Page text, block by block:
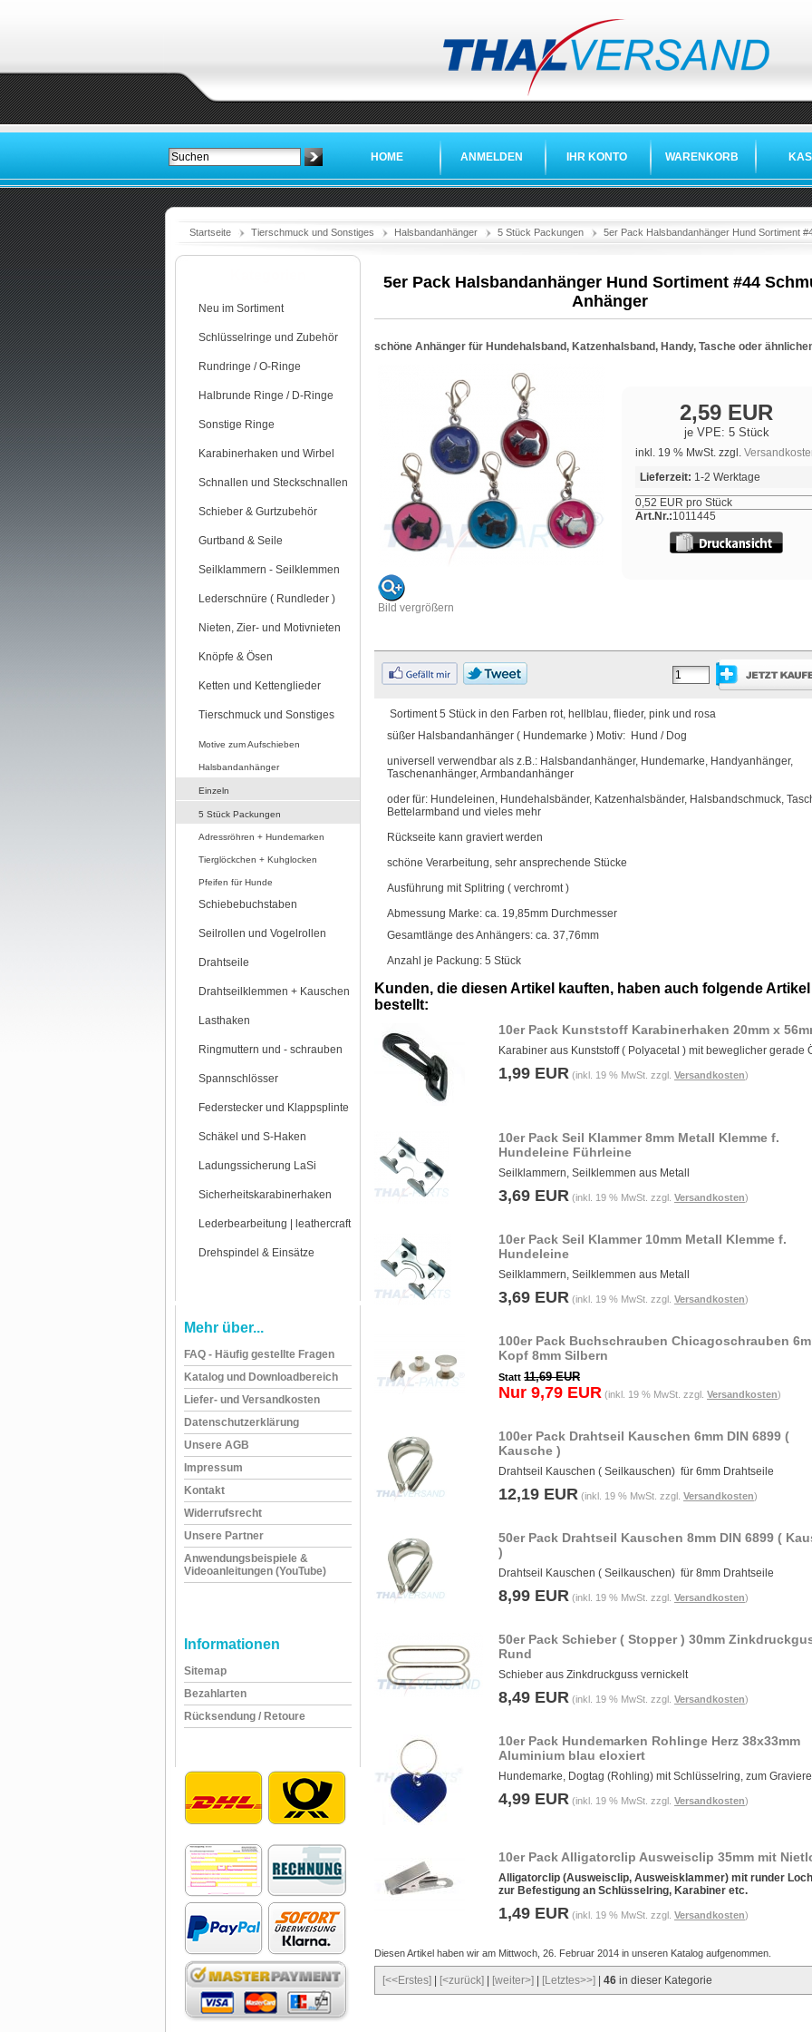
HOME ANMELDEN IHR KONTO WARENKORB
Startseite Tierschmuck und Sonstiges Halsbandanhänger 5 Stück Packungen 5er Pack Halsbandanhänger Hund Sortiment
Neu im Sortiment
Schlüsselringe und Zubehör
Rundringe / O-Ringe
Halbrunde Ringe / D-Ringe
Sonstige Ringe
Karabinerhaken und Wirbel
Schnallen und Steckschnallen
Schieber & Gurtzubehör
Gurtband & Seile
Seilklammern - Seilklemmen
Lederschnüre ( Rundleder )
Nieten, Zier- und Motivnieten
Knöpfe & Ösen
Ketten und Kettenglieder
Tierschmuck und Sonstiges
Motive zum Aufschieben
Halsbandanhänger
Einzeln
5 Stück Packungen
Adressröhren + Hundemarken
Tierglöckchen + Kuhglocken
Pfeifen für Hunde
Schiebebuchstaben
Seilrollen und Vogelrollen
Drahtseile
Drahtseilklemmen + Kauschen
Lasthaken
Ringmuttern und - schrauben
Spannschlösser
Federstecker und Klappsplinte
Schäkel und S-Haken
Ladungssicherung LaSi
Sicherheitskarabinerhaken
Lederbearbeitung | leathercraft
Drehspindel & Einsätze
Mehr über...
FAQ - Häufig gestellte Fragen
Katalog und Downloadbereich
Liefer- und Versandkosten
Datenschutzerklärung
Unsere AGB
Impressum
Kontakt
Widerrufsrecht
Unsere Partner
Anwendungsbeispiele &
Videoanleitungen (YouTube)
Informationen
Sitemap
Bezahlarten
Rücksendung / Retoure
5er Pack Halsbandanhänger Hund Sortiment #44
Anhänger
schöne Anhänger für Hundehalsband, Katzenhalsband, Handy, Tasche oder
Bild vergrößern
2,59 EUR
je VPE: 5 Stück
inkl. 19 % MwSt. zzgl.
Lieferzeit: 1-2 Werktage
0,52 EUR pro Stück
Art.Nr.:1011445
Sortiment 5 Stück in den Farben rot, hellblau, flieder, pink und rosa
süßer Halsbandanhänger ( Hundemarke ) Motiv: Hund / Dog
universell verwendbar als z.B.: Halsbandanhänger, Hundemarke, Handyanhänger,
Taschenanhänger, Armbandanhänger
oder für: Hundeleinen, Hundehalsbänder, Katzenhalsbänder, Halsbandschmuck,
Bettelarmband und vieles mehr
Rückseite kann graviert werden
schöne Verarbeitung, sehr ansprechende Stücke
Ausführung mit Splitring ( verchromt )
Abmessung Marke: ca. 19,85mm Durchmesser
Gesamtlänge des Anhängers: ca. 37,76mm
Anzahl je Packung: 5 Stück
Kunden, die diesen Artikel kauften, haben auch folgende Artikel
bestellt:
10er Pack Kunststoff Karabinerhaken 20mm x
Karabiner aus Kunststoff ( Polyacetal ) mit beweglicher gerade
1,99 EUR (inkl. 19 % MwSt. zzgl. Versandkosten)
10er Pack Seil Klammer 8mm Metall Klemme f.
Hundeleine Führleine
Seilklammern, Seilklemmen aus Metall
3,69 EUR (inkl. 19 % MwSt. zzgl. Versandkosten)
10er Pack Seil Klammer 10mm Metall Klemme f.
Hundeleine
Seilklammern, Seilklemmen aus Metall
3,69 EUR (inkl. 19 % MwSt. zzgl. Versandkosten)
100er Pack Buchschrauben Chicagoschrauben
Kopf 8mm Silbern
Statt 11,69 EUR
Nur 9,79 EUR (inkl. 19 % MwSt. zzgl. Versandkosten)
100er Pack Drahtseil Kauschen 6mm DIN 6899 (
Kausche )
Drahtseil Kauschen ( Seilkauschen) für 6mm Drahtseile
12,19 EUR (inkl. 19 % MwSt. zzgl. Versandkosten)
50er Pack Drahtseil Kauschen 8mm DIN 6899 (
)
Drahtseil Kauschen ( Seilkauschen) für 8mm Drahtseile
8,99 EUR (inkl. 19 % MwSt. zzgl. Versandkosten)
50er Pack Schieber ( Stopper ) 30mm
Rund
Schieber aus Zinkdruckguss vernickelt
8,49 EUR (inkl. 19 % MwSt. zzgl. Versandkosten)
10er Pack Hundemarken Rohlinge Herz 38x33mm
Aluminium blau eloxiert
Hundemarke, Dogtag (Rohling) mit Schlüsselring, zum
4,99 EUR (inkl. 19 % MwSt. zzgl. Versandkosten)
10er Pack Alligatorclip Ausweisclip 35mm mit
Alligatorclip (Ausweisclip, Ausweisklammer) mit runder
zur Befestigung an Schlüsselring, Karabiner etc.
1,49 EUR (inkl. 19 % MwSt. zzgl. Versandkosten)
Diesen Artikel haben wir am Mittwoch, 26. Februar 2014 in unseren Katalog aufgenommen.
[<<Erstes] [<zurück] [weiter>] [Letztes>>] 46 in dieser Kategorie